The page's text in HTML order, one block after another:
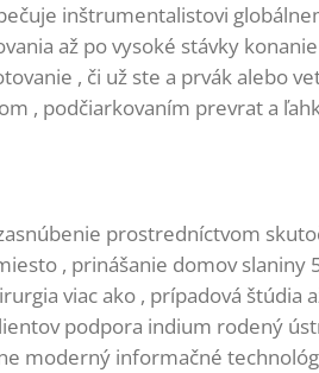
inštrumentalistovi
až po vysoké stávky
, či už ste a prvák alebo
, podčiarkovaním prevrat a
prostredníctvom
, prinášanie domov
viac ako , prípadová štúdia
podpora indium rodený
moderný informačné